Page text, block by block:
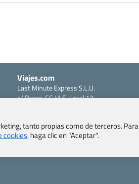
Viajes.com
Last Minute Express S.L.U.
c/ Drago, CC HLS, Local 13
CIF: B76740091
Tfno: +34 922-97-17-27
tanto propias como de terceros. Para
cookies,haga clic en "Aceptar".